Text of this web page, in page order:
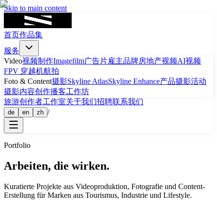
Skip to main content
首页作品集
服务
Video视频制作Imagefilm广告片雇主品牌房地产视频AI视频
FPV 穿越机航拍
Foto & Content摄影Skyline AtlasSkyline Enhance产品摄影活动
摄影内容创作播客工作坊
旅游创作者工作室关于我们招聘联系我们
de en zh /
Portfolio
Arbeiten, die wirken.
Kuratierte Projekte aus Videoproduktion, Fotografie und Content-
Erstellung für Marken aus Tourismus, Industrie und Lifestyle.